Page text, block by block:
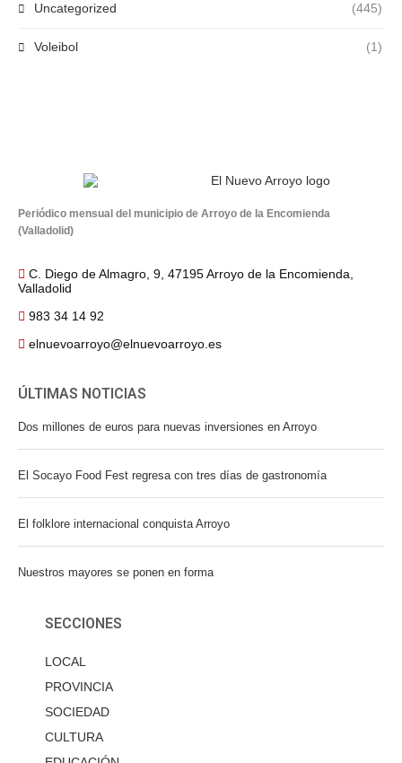
Uncategorized (445)
Voleibol (1)
Periódico mensual del municipio de Arroyo de la Encomienda
(Valladolid)
C. Diego de Almagro, 9, 47195 Arroyo de la Encomienda,
Valladolid
983 34 14 92
elnuevoarroyo@elnuevoarroyo.es
ÚLTIMAS NOTICIAS
Dos millones de euros para nuevas inversiones en Arroyo
El Socayo Food Fest regresa con tres días de gastronomía
El folklore internacional conquista Arroyo
Nuestros mayores se ponen en forma
SECCIONES
LOCAL
PROVINCIA
SOCIEDAD
CULTURA